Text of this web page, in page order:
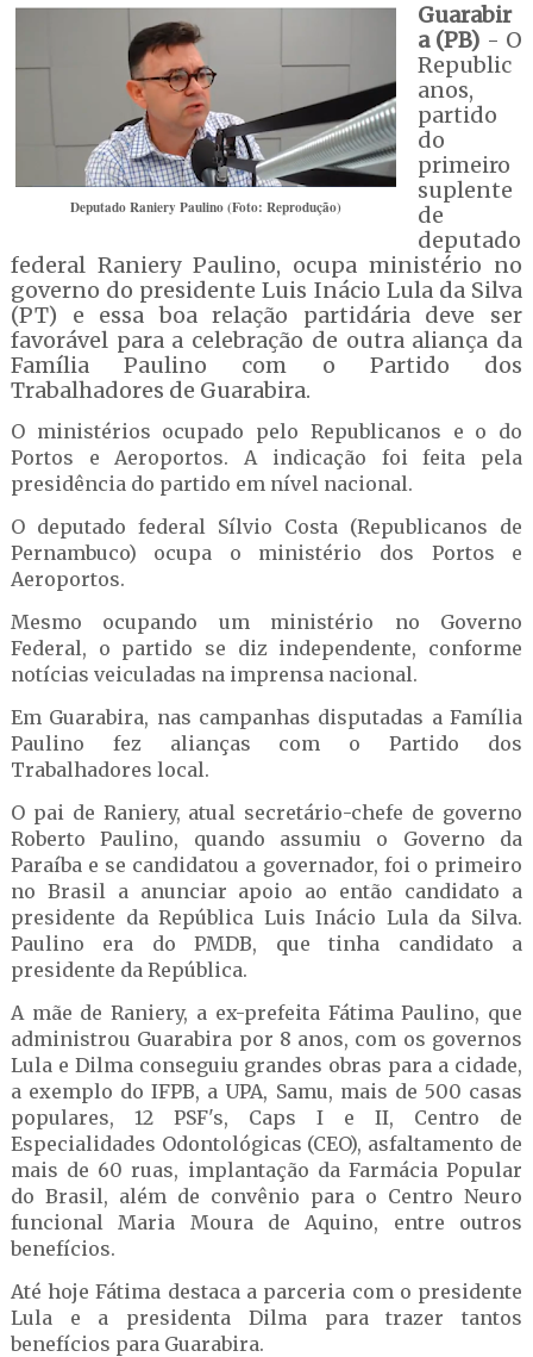
Deputado Raniery Paulino (Foto: Reprodução)
Guarabir
a (PB) - O
Republic
anos,
partido
do
primeiro
suplente
de
deputado
federal Raniery Paulino, ocupa ministério no
governo do presidente Luis Inácio Lula da Silva
(PT) e essa boa relação partidária deve ser
favorável para a celebração de outra aliança da
Família Paulino com o Partido dos
Trabalhadores de Guarabira.
O ministérios ocupado pelo Republicanos e o do
Portos e Aeroportos. A indicação foi feita pela
presidência do partido em nível nacional.
O deputado federal Sílvio Costa (Republicanos de
Pernambuco) ocupa o ministério dos Portos e
Aeroportos.
Mesmo ocupando um ministério no Governo
Federal, o partido se diz independente, conforme
notícias veiculadas na imprensa nacional.
Em Guarabira, nas campanhas disputadas a Família
Paulino fez alianças com o Partido dos
Trabalhadores local.
O pai de Raniery, atual secretário-chefe de governo
Roberto Paulino, quando assumiu o Governo da
Paraíba e se candidatou a governador, foi o primeiro
no Brasil a anunciar apoio ao então candidato a
presidente da República Luis Inácio Lula da Silva.
Paulino era do PMDB, que tinha candidato a
presidente da República.
A mãe de Raniery, a ex-prefeita Fátima Paulino, que
administrou Guarabira por 8 anos, com os governos
Lula e Dilma conseguiu grandes obras para a cidade,
a exemplo do IFPB, a UPA, Samu, mais de 500 casas
populares, 12 PSF's, Caps I e II, Centro de
Especialidades Odontológicas (CEO), asfaltamento de
mais de 60 ruas, implantação da Farmácia Popular
do Brasil, além de convênio para o Centro Neuro
funcional Maria Moura de Aquino, entre outros
benefícios.
Até hoje Fátima destaca a parceria com o presidente
Lula e a presidenta Dilma para trazer tantos
benefícios para Guarabira.